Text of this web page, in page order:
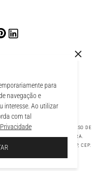
para
navegação e
interesse. Ao utilizar
com tal
GARANTE SEU PREÇO. EM CASO DE
NA FINALIZAÇÃO DA COMPRA.
1043 - TAMBORÉ BARUERI - SP, CEP: